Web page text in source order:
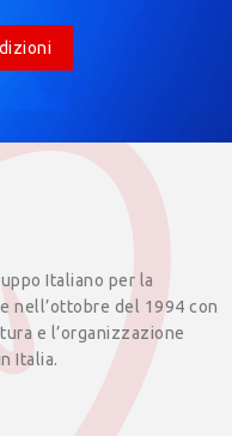
Italiano per la
nell’ottobre del 1994 con
e l’organizzazione
Italia.